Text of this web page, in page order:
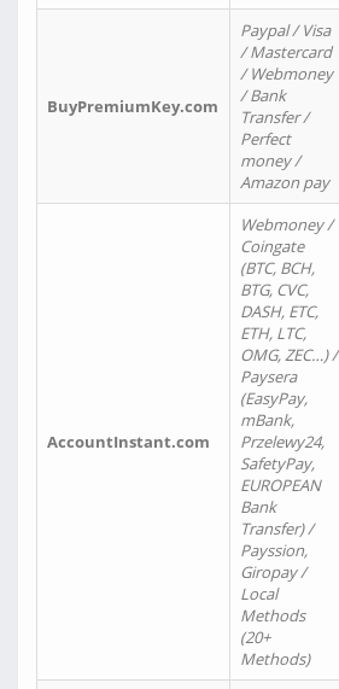
BuyPremiumKey.com
Paypal / Visa
/ Mastercard
/ Webmoney
/ Bank
Transfer /
Perfect
money /
Amazon pay
AccountInstant.com
Webmoney /
Coingate
(BTC, BCH,
BTG, CVC,
DASH, ETC,
ETH, LTC,
OMG, ZEC…) /
Paysera
(EasyPay,
mBank,
Przelewy24,
SafetyPay,
EUROPEAN
Bank
Transfer) /
Payssion,
Giropay /
Local
Methods
(20+
Methods)